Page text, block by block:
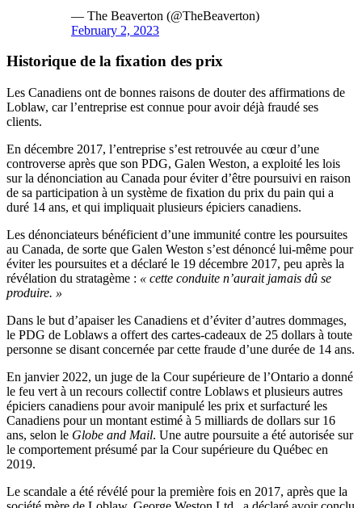
— The Beaverton (@TheBeaverton)
February 2, 2023
Historique de la fixation des prix
Les Canadiens ont de bonnes raisons de douter des affirmations de
Loblaw, car l’entreprise est connue pour avoir déjà fraudé ses
clients.
En décembre 2017, l’entreprise s’est retrouvée au cœur d’une
controverse après que son PDG, Galen Weston, a exploité les lois
sur la dénonciation au Canada pour éviter d’être poursuivi en raison
de sa participation à un système de fixation du prix du pain qui a
duré 14 ans, et qui impliquait plusieurs épiciers canadiens.
Les dénonciateurs bénéficient d’une immunité contre les poursuites
au Canada, de sorte que Galen Weston s’est dénoncé lui-même pour
éviter les poursuites et a déclaré le 19 décembre 2017, peu après la
révélation du stratagème : « cette conduite n’aurait jamais dû se
produire. »
Dans le but d’apaiser les Canadiens et d’éviter d’autres dommages,
le PDG de Loblaws a offert des cartes-cadeaux de 25 dollars à toute
personne se disant concernée par cette fraude d’une durée de 14 ans.
En janvier 2022, un juge de la Cour supérieure de l’Ontario a donné
le feu vert à un recours collectif contre Loblaws et plusieurs autres
épiciers canadiens pour avoir manipulé les prix et surfacturé les
Canadiens pour un montant estimé à 5 milliards de dollars sur 16
ans, selon le Globe and Mail. Une autre poursuite a été autorisée sur
le comportement présumé par la Cour supérieure du Québec en
2019.
Le scandale a été révélé pour la première fois en 2017, après que la